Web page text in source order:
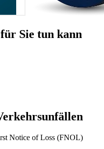
Sie tun kann
Notice of Loss (FNOL)